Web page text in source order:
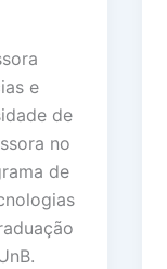
e
de
no
de